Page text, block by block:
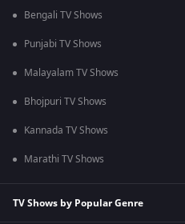
Bengali TV Shows
Punjabi TV Shows
Malayalam TV Shows
Bhojpuri TV Shows
Kannada TV Shows
Marathi TV Shows
TV Shows by Popular Genre